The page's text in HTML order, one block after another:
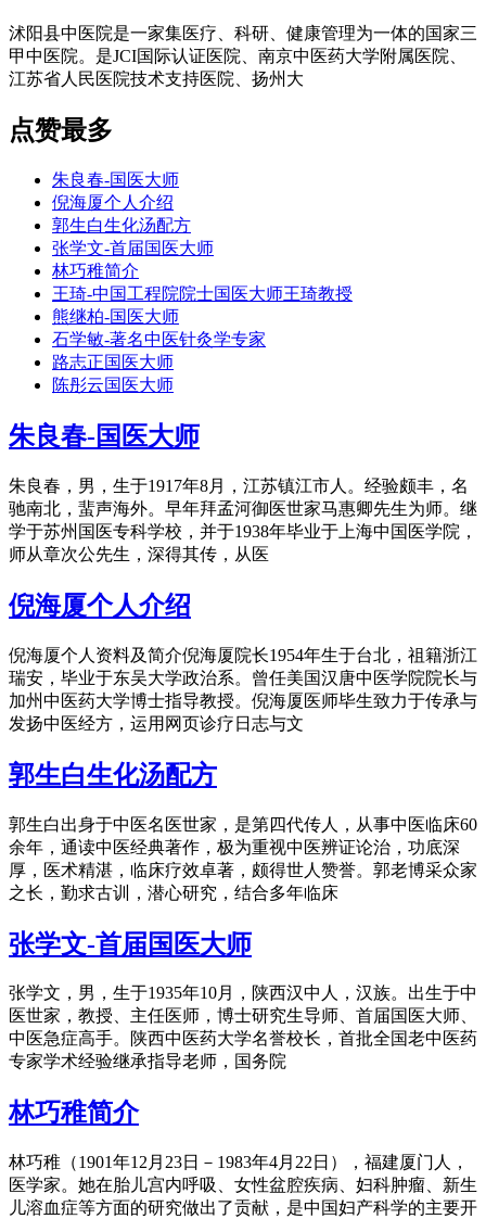
沭阳县中医院是一家集医疗、科研、健康管理为一体的国家三
甲中医院。是JCI国际认证医院、南京中医药大学附属医院、
江苏省人民医院技术支持医院、扬州大
点赞最多
朱良春-国医大师
倪海厦个人介绍
郭生白生化汤配方
张学文-首届国医大师
林巧稚简介
王琦-中国工程院院士国医大师王琦教授
熊继柏-国医大师
石学敏-著名中医针灸学专家
路志正国医大师
陈彤云国医大师
朱良春-国医大师
朱良春，男，生于1917年8月，江苏镇江市人。经验颇丰，名
驰南北，蜚声海外。早年拜孟河御医世家马惠卿先生为师。继
学于苏州国医专科学校，并于1938年毕业于上海中国医学院，
师从章次公先生，深得其传，从医
倪海厦个人介绍
倪海厦个人资料及简介倪海厦院长1954年生于台北，祖籍浙江
瑞安，毕业于东吴大学政治系。曾任美国汉唐中医学院院长与
加州中医药大学博士指导教授。倪海厦医师毕生致力于传承与
发扬中医经方，运用网页诊疗日志与文
郭生白生化汤配方
郭生白出身于中医名医世家，是第四代传人，从事中医临床60
余年，通读中医经典著作，极为重视中医辨证论治，功底深
厚，医术精湛，临床疗效卓著，颇得世人赞誉。郭老博采众家
之长，勤求古训，潜心研究，结合多年临床
张学文-首届国医大师
张学文，男，生于1935年10月，陕西汉中人，汉族。出生于中
医世家，教授、主任医师，博士研究生导师、首届国医大师、
中医急症高手。陕西中医药大学名誉校长，首批全国老中医药
专家学术经验继承指导老师，国务院
林巧稚简介
林巧稚（1901年12月23日－1983年4月22日），福建厦门人，
医学家。她在胎儿宫内呼吸、女性盆腔疾病、妇科肿瘤、新生
儿溶血症等方面的研究做出了贡献，是中国妇产科学的主要开